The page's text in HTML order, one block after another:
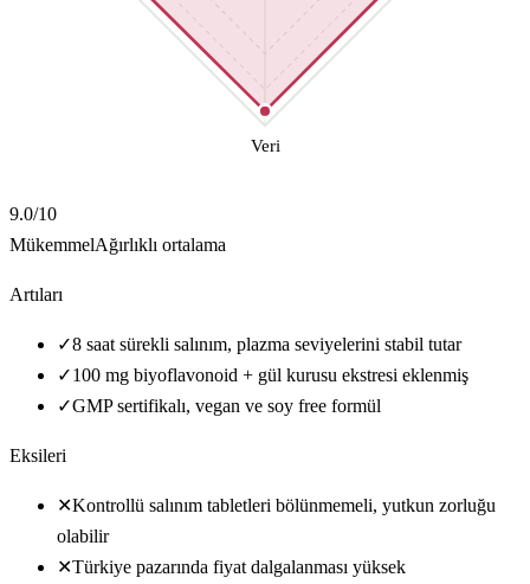
Veri
9.0/10
MükemmelAğırlıklı ortalama
Artıları
✓8 saat sürekli salınım, plazma seviyelerini stabil tutar
✓100 mg biyoflavonoid + gül kurusu ekstresi eklenmiş
✓GMP sertifikalı, vegan ve soy free formül
Eksileri
✕Kontrollü salınım tabletleri bölünmemeli, yutkun zorluğu
olabilir
✕Türkiye pazarında fiyat dalgalanması yüksek